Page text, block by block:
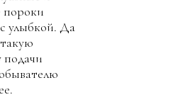
пороки
улыбкой. Да